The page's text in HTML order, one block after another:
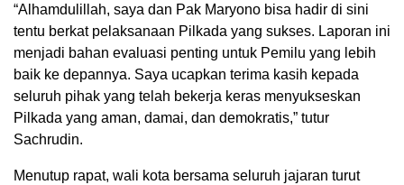
“Alhamdulillah, saya dan Pak Maryono bisa hadir di sini
tentu berkat pelaksanaan Pilkada yang sukses. Laporan ini
menjadi bahan evaluasi penting untuk Pemilu yang lebih
baik ke depannya. Saya ucapkan terima kasih kepada
seluruh pihak yang telah bekerja keras menyukseskan
Pilkada yang aman, damai, dan demokratis,” tutur
Sachrudin.
Menutup rapat, wali kota bersama seluruh jajaran turut